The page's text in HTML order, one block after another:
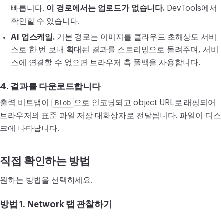
빠릅니다. 이 경로에서는 업로드가 없습니다. DevTools에서
확인할 수 있습니다.
AI 업스케일. 기본 경로는 이미지를 클라우드 초해상도 서비
스로 한 번 보내 확대된 결과를 스트리밍으로 돌려주며, 서비
스에 연결할 수 없으면 브라우저 측 폴백을 사용합니다.
4. 결과를 다운로드합니다
출력 비트맵이 Blob 으로 인코딩되고 object URL로 래핑되어
브라우저의 표준 파일 저장 대화상자로 전달됩니다. 파일이 디스
크에 나타납니다.
직접 확인하는 방법
원하는 방법을 선택하세요.
방법 1. Network 탭 관찰하기